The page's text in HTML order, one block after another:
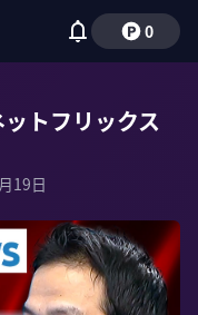
0
トフリックス
19日